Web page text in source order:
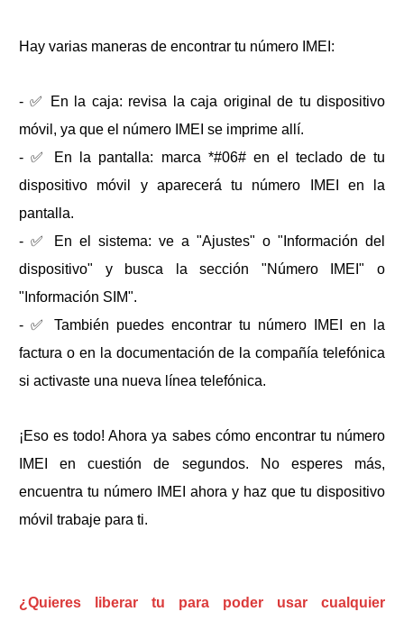
Hay varias maneras de encontrar tu número IMEI:
- ✅ En la caja: revisa la caja original de tu dispositivo
móvil, ya que el número IMEI se imprime allí.
- ✅ En la pantalla: marca *#06# en el teclado de tu
dispositivo móvil y aparecerá tu número IMEI en la
pantalla.
- ✅ En el sistema: ve a "Ajustes" o "Información del
dispositivo" y busca la sección "Número IMEI" o
"Información SIM".
- ✅ También puedes encontrar tu número IMEI en la
factura o en la documentación de la compañía telefónica
si activaste una nueva línea telefónica.
¡Eso es todo! Ahora ya sabes cómo encontrar tu número
IMEI en cuestión de segundos. No esperes más,
encuentra tu número IMEI ahora y haz que tu dispositivo
móvil trabaje para ti.
¿Quieres liberar tu para poder usar cualquier